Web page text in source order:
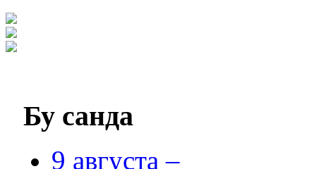
Бу санда
9 августа –